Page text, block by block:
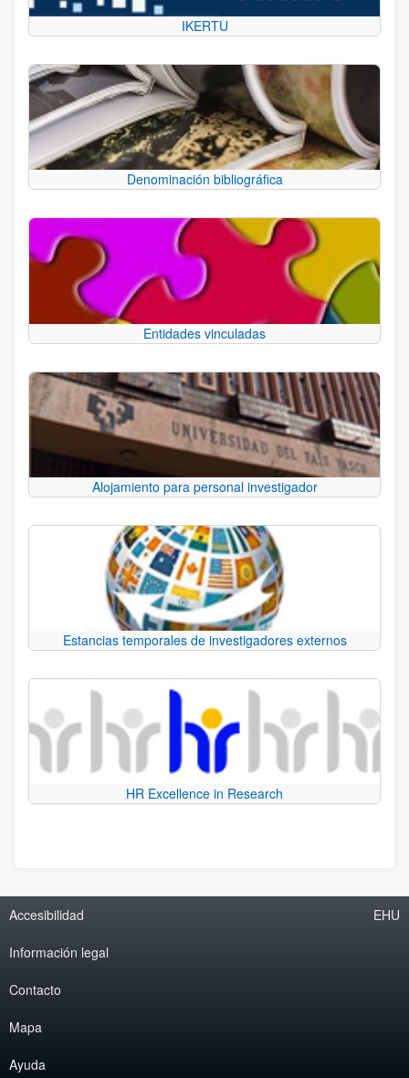
IKERTU
Denominación bibliográfica
Entidades vinculadas
Alojamiento para personal investigador
Estancias temporales de investigadores externos
HR Excellence in Research
Accesibilidad
Información legal
Contacto
Mapa
Ayuda
EHU